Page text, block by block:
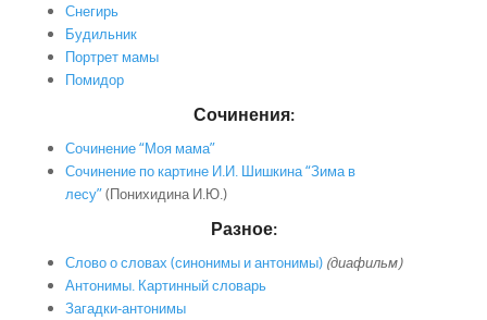
Снегирь
Будильник
Портрет мамы
Помидор
Сочинения:
Сочинение “Моя мама”
Сочинение по картине И.И. Шишкина “Зима в
лесу”(Понихидина И.Ю.)
Разное:
Слово о словах (синонимы и антонимы) (диафильм)
Антонимы. Картинный словарь
Загадки-антонимы